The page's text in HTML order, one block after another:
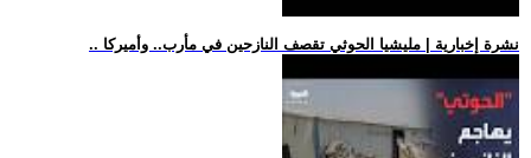
.. نشرة إخبارية | مليشيا الحوثي تقصف النازحين في مأرب.. وأميركا